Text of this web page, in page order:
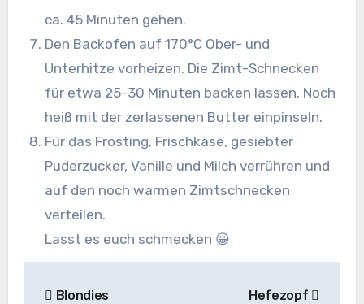
ca. 45 Minuten gehen.
Den Backofen auf 170°C Ober- und
Unterhitze vorheizen. Die Zimt-Schnecken
für etwa 25-30 Minuten backen lassen. Noch
heiß mit der zerlassenen Butter einpinseln.
Für das Frosting, Frischkäse, gesiebter
Puderzucker, Vanille und Milch verrühren und
auf den noch warmen Zimtschnecken
verteilen.
Lasst es euch schmecken 😀
Blondies Hefezopf